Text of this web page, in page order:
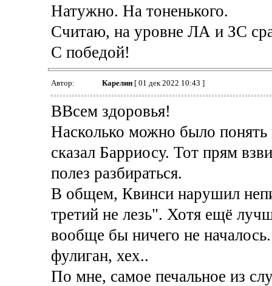
Натужно. На тоненького.
Считаю, на уровне ЛА и ЗС
С победой!
Автор: Карелин[ 01 дек 2022 10:43 ]
ВВсем здоровья!
Насколько можно было
сказал Барриосу. Тот прям
полез разбираться.
В общем, Квинси нарушил
третий не лезь". Хотя ещё
вообще бы ничего не
фулиган, хех..
По мне, самое печальное из